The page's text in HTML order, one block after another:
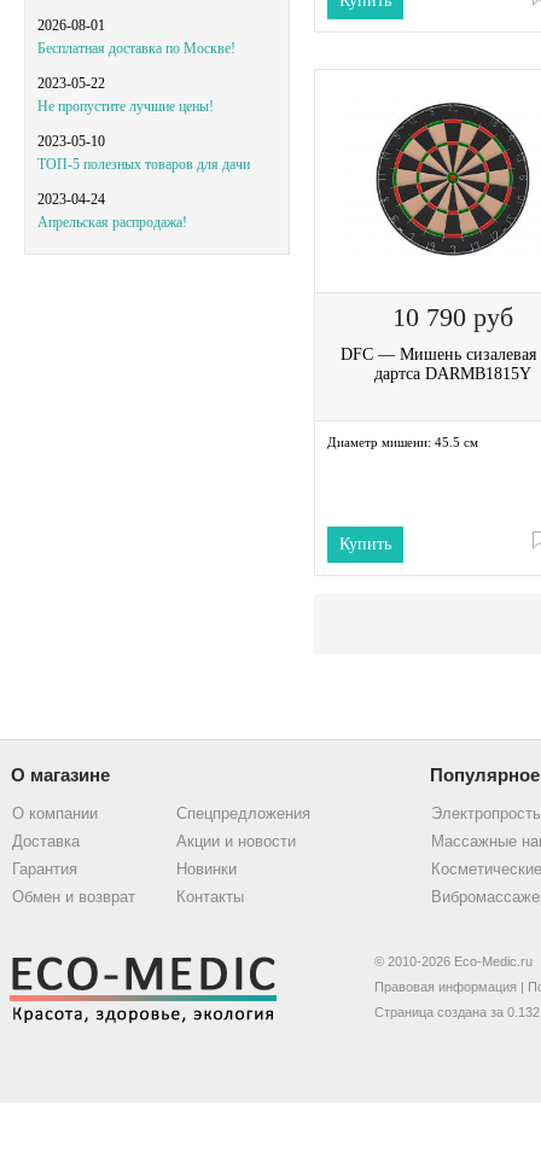
2026-08-01
Бесплатная доставка по Москве!
2023-05-22
Не пропустите лучшие цены!
2023-05-10
ТОП-5 полезных товаров для дачи
2023-04-24
Апрельская распродажа!
10 790 руб
DFC — Мишень сизалевая
дартса DARMB1815Y
Диаметр мишени: 45.5 см
Купить
О магазине Популярное
О компании
Доставка
Гарантия
Обмен и возврат
Спецпредложения
Акции и новости
Новинки
Контакты
Массажные
© 2010-2026 Eco-Medic.ru
Правовая информация |
Страница создана за